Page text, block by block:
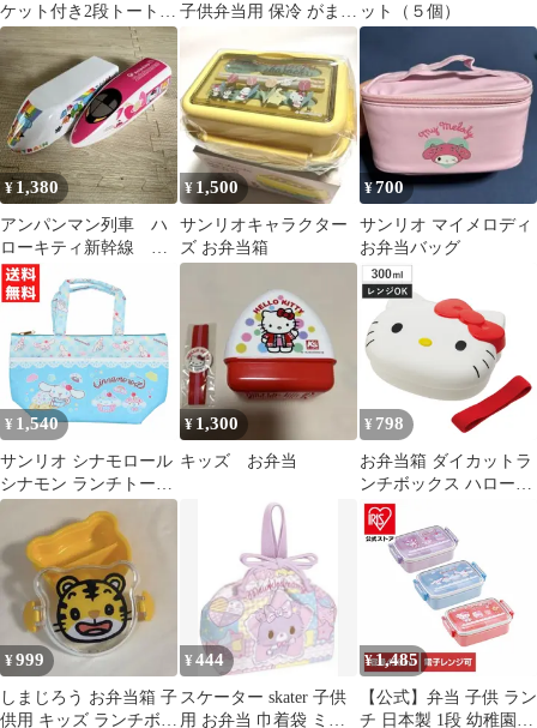
ケット付き2段トートバ
ッグ 黄色 サンリオ
子供弁当用 保冷 がま口
着仕様
ット（５個）
¥ 1,380
アンパンマン列車 ハ
ローキティ新幹線 弁
当箱のみ
¥ 1,500
サンリオキャラクター
ズ お弁当箱
¥700
サンリオ マイメロディ
お弁当バッグ
¥ 1,540
サンリオ シナモロール
シナモン ランチトート
バッグ ランチバッグ 保
冷シート付き お弁当入
れ レジャー 遠足 運動
会 ピクニック キッズ
¥1,300
キッズ お弁当
¥ 798
お弁当箱 ダイカットラ
ンチボックス ハローキ
ティ 300ml 子供用 （
キティ キャラクター ラ
ンチボックス レンジ対
応 一段 子供 キャラ弁
デコ弁 幼稚園 保育園
中子付き ランチベルト
付き キッズ 弁当 ）)
¥999
しまじろう お弁当箱 子
供用 キッズ ランチボッ
¥444
スケーター skater 子供
用 お弁当 巾着袋 ミュ
¥1,485
【公式】弁当 子供 ラン
チ 日本製 1段 幼稚園